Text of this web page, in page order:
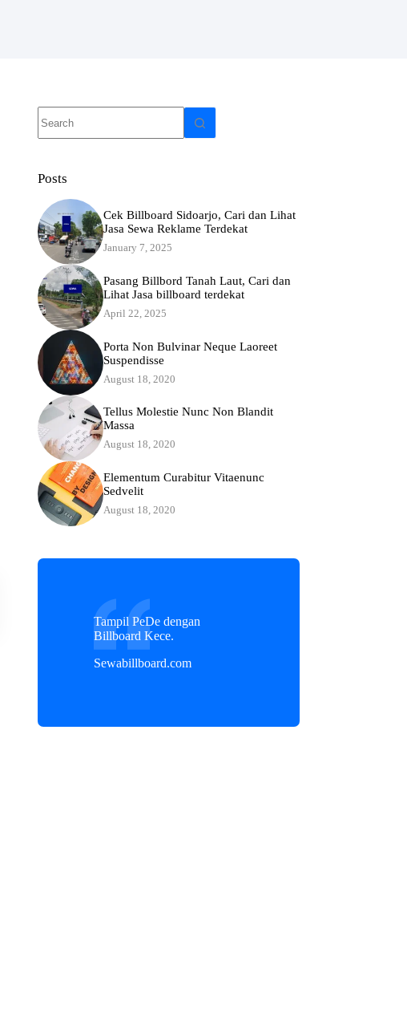
results
Posts
Cek Billboard Sidoarjo, Cari dan Lihat
Jasa Sewa Reklame Terdekat
January 7, 2025
Pasang Billbord Tanah Laut, Cari dan
Lihat Jasa billboard terdekat
April 22, 2025
Porta Non Bulvinar Neque Laoreet
Suspendisse
August 18, 2020
Tellus Molestie Nunc Non Blandit
Massa
August 18, 2020
Elementum Curabitur Vitaenunc
Sedvelit
August 18, 2020
Tampil PeDe dengan
Billboard Kece.
Sewabillboard.com